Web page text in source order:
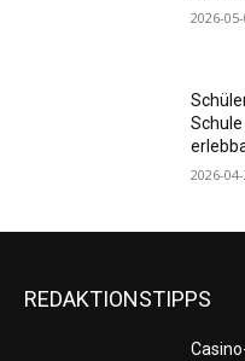
2026-
2026-04-
REDAKTIONSTIPPS